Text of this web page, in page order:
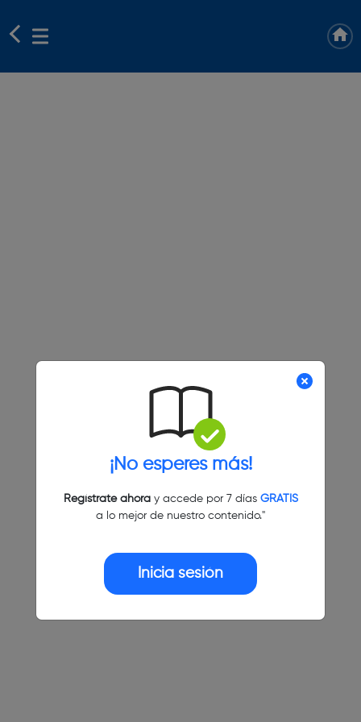
¡No esperes más!
Regístrate ahoray accede por 7 días GRATIS
a lo mejor de nuestro contenido."
Inicia sesión